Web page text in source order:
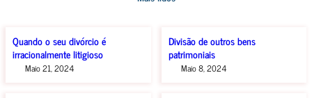
Quando o seu divórcio é
irracionalmente litigioso
Maio 21, 2024
Divisão de outros bens
patrimoniais
Maio 8, 2024